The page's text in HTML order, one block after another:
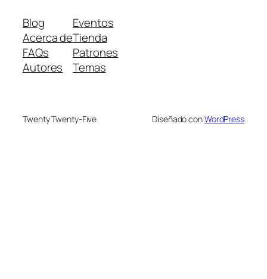
Blog
Acerca de
FAQs
Autores
Eventos
Tienda
Patrones
Temas
Twenty Twenty-Five Diseñado conWordPress